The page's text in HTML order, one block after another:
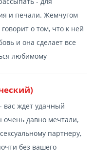
и печали. Жемчугом
о том, что к ней
и она сделает все
любимому
вас ждет удачный
давно мечтали,
партнеру,
без вашего